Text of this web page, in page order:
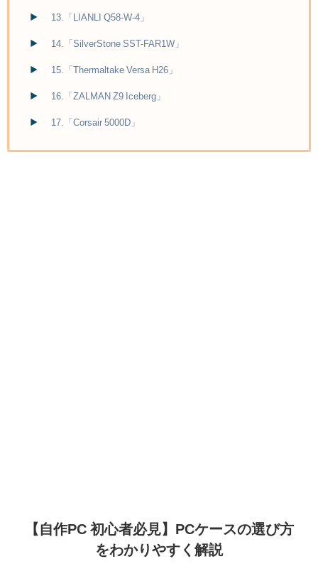
13.「LIANLI Q58-W-4」
14.「SilverStone SST-FAR1W」
15.「Thermaltake Versa H26」
16.「ZALMAN Z9 Iceberg」
17.「Corsair 5000D」
【自作PC 初心者必見】PCケースの選び方
をわかりやすく解説